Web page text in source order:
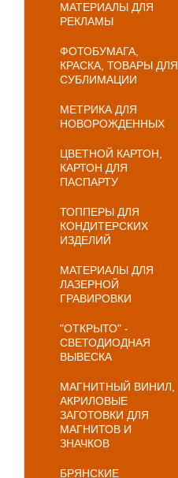
МАТЕРИАЛЫ ДЛЯ
РЕКЛАМЫ
ФОТОБУМАГА,
КРАСКА, ТОВАРЫ ДЛЯ
СУБЛИМАЦИИ
МЕТРИКА ДЛЯ
НОВОРОЖДЕННЫХ
ЦВЕТНОЙ КАРТОН,
КАРТОН ДЛЯ
ПАСПАРТУ
ТОППЕРЫ ДЛЯ
КОНДИТЕРСКИХ
ИЗДЕЛИЙ
МАТЕРИАЛЫ ДЛЯ
ЛАЗЕРНОЙ
ГРАВИРОВКИ
"ОТКРЫТО" -
СВЕТОДИОДНАЯ
ВЫВЕСКА
МАГНИТНЫЙ ВИНИЛ,
АКРИЛОВЫЕ
ЗАГОТОВКИ ДЛЯ
МАГНИТОВ И
ЗНАЧКОВ
БРЯНСКИЕ